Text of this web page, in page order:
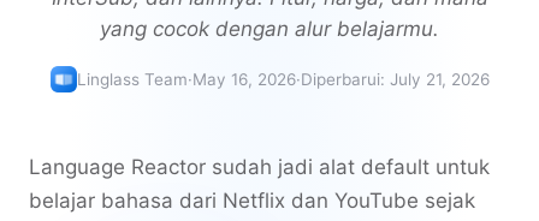
yang cocok dengan alur belajarmu.
Linglass Team·May 16, 2026·Diperbarui: July 21, 2026
Language Reactor sudah jadi alat default untuk
belajar bahasa dari Netflix dan YouTube sejak